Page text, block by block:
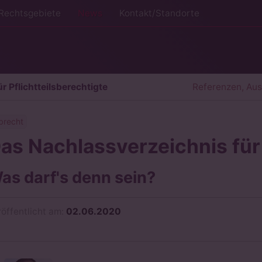
Rechtsgebiete News Kontakt/Standorte
Pflichtteilsberechtigte Referenzen,
Nachlassverzeichnis
darf's denn sein?
02.06.2020